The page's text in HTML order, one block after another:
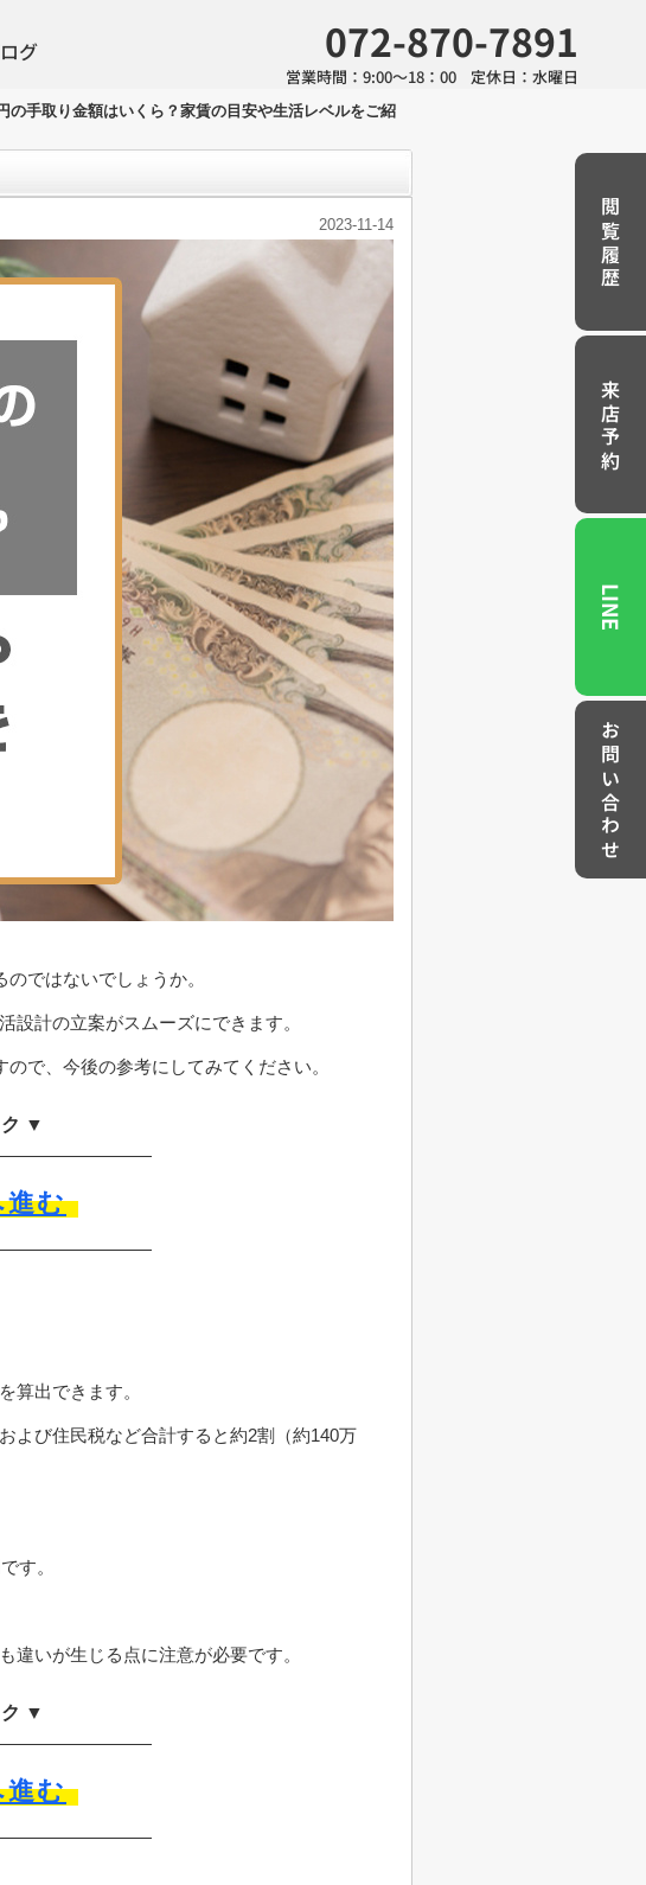
グ 072-870-7891
営業時間： 9:00～18：00 定休日： 水曜日
閲覧履歴
来店予約
LINE
お問い合わせ
の手取り金額はいくら？家賃の目安や生活レベルをご紹
2023-11-14
ではないでしょうか。
計の立案がスムーズにできます。
で、今後の参考にしてみてください。
ク ▼
進む
算出できます。
よび住民税など合計すると約2割（約140万
す。
いが生じる点に注意が必要です。
ク ▼
進む